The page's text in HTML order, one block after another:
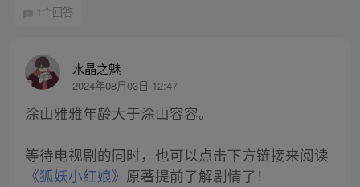
1个回答
水晶之魅
2024年08月03日 12:47
涂山雅雅年龄大于涂山容容。
等待电视剧的同时，也可以点击下方链接来阅读
《狐妖小红娘》 原著提前了解剧情了！